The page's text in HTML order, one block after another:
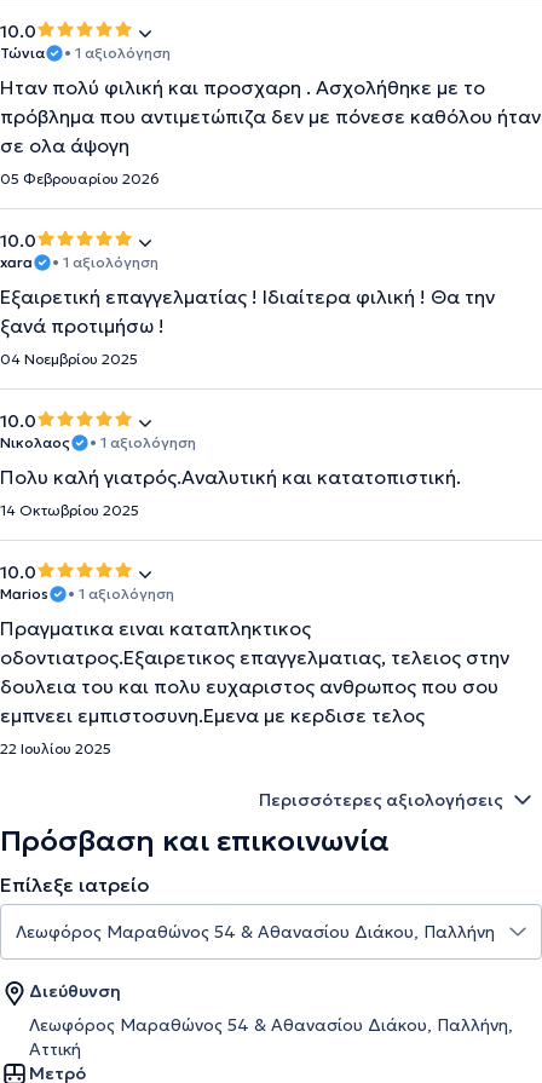
10.0
Τώνια • 1 αξιολόγηση
Ήταν πολύ φιλική και προσχαρη . Ασχολήθηκε με το
πρόβλημα που αντιμετώπιζα δεν με πόνεσε καθόλου ήταν
σε ολα άψογη
05 Φεβρουαρίου 2026
10.0
xara • 1 αξιολόγηση
Εξαιρετική επαγγελματίας ! Ιδιαίτερα φιλική ! Θα την
ξανά προτιμήσω !
04 Νοεμβρίου 2025
10.0
Νικολαος • 1 αξιολόγηση
Πολυ καλή γιατρός.Αναλυτική και κατατοπιστική.
14 Οκτωβρίου 2025
10.0
Marios • 1 αξιολόγηση
Πραγματικα ειναι καταπληκτικος
οδοντιατρος.Εξαιρετικος επαγγελματιας, τελειος στην
δουλεια του και πολυ ευχαριστος ανθρωπος που σου
εμπνεει εμπιστοσυνη.Εμενα με κερδισε τελος
22 Ιουλίου 2025
Περισσότερες αξιολογήσεις
Πρόσβαση και επικοινωνία
Επίλεξε ιατρείο
Διεύθυνση
Λεωφόρος Μαραθώνος 54 & Αθανασίου Διάκου, Παλλήνη,
Αττική
Μετρό